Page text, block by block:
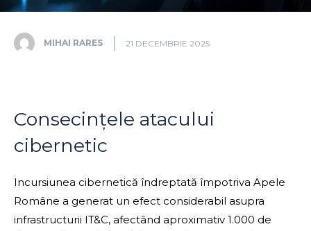
MIHAI RARES 21 DECEMBRIE 2025
Consecințele atacului
cibernetic
Incursiunea cibernetică îndreptată împotriva Apele
Române a generat un efect considerabil asupra
infrastructurii IT&C, afectând aproximativ 1.000 de